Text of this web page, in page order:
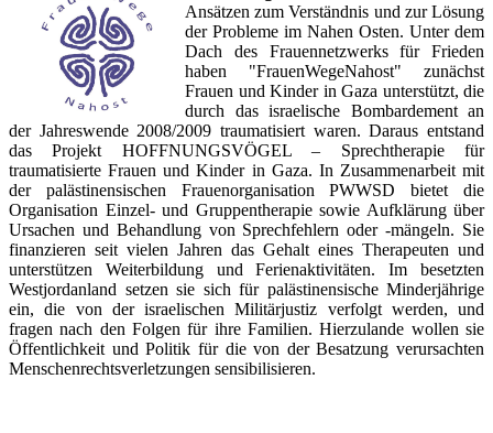
Ansätzen zum Verständnis und zur Lösung
der Probleme im Nahen Osten. Unter dem
Dach des Frauennetzwerks für Frieden
haben "FrauenWegeNahost" zunächst
Frauen und Kinder in Gaza unterstützt, die
durch das israelische Bombardement an
der Jahreswende 2008/2009 traumatisiert waren. Daraus entstand
das Projekt HOFFNUNGSVÖGEL – Sprechtherapie für
traumatisierte Frauen und Kinder in Gaza. In Zusammenarbeit mit
der palästinensischen Frauenorganisation PWWSD bietet die
Organisation Einzel- und Gruppentherapie sowie Aufklärung über
Ursachen und Behandlung von Sprechfehlern oder -mängeln. Sie
finanzieren seit vielen Jahren das Gehalt eines Therapeuten und
unterstützen Weiterbildung und Ferienaktivitäten. Im besetzten
Westjordanland setzen sie sich für palästinensische Minderjährige
ein, die von der israelischen Militärjustiz verfolgt werden, und
fragen nach den Folgen für ihre Familien. Hierzulande wollen sie
Öffentlichkeit und Politik für die von der Besatzung verursachten
Menschenrechtsverletzungen sensibilisieren.